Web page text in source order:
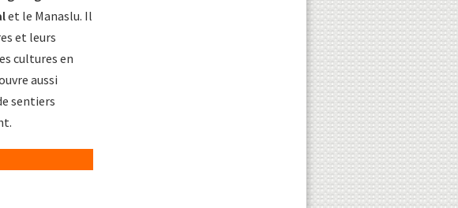
et le Manaslu. Il
et leurs
cultures en
aussi
sentiers